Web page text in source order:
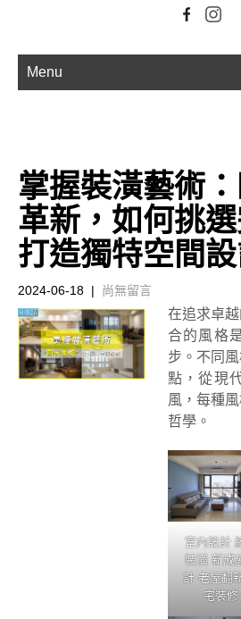
Menu
掌握裝潢藝術
革新，如何挑
打造獨特空間
2024-06-18 | 尚無留言
在追求卓
合的風格
步。不同
點，從現
風，每種
哲學。
室內設計
裝潢 新成
計 老屋翻
宅裝修